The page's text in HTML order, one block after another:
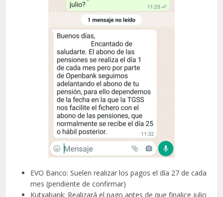
EVO Banco: Suelen realizar los pagos el día 27 de cada
mes (pendiente de confirmar)
Kutxabank: Realizará el pago antes de que finalice julio